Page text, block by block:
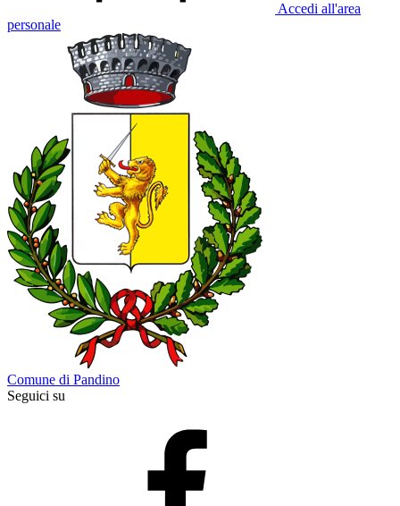
Accedi all'area
personale
Comune di Pandino
Seguici su